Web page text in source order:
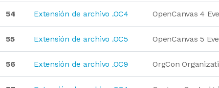
54 Extensión de archivo .OC4 OpenCanvas 4
55 Extensión de archivo .OC5 OpenCanvas 5
56 Extensión de archivo .OC9 OrgCon